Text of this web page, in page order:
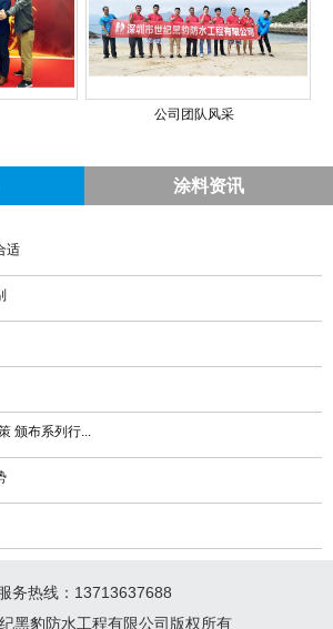
公司团队风采
涂料资讯
适
颁布系列行...
务热线：13713637688
黑豹防水工程有限公司版权所有